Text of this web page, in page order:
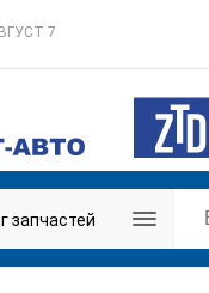
7
запчастей